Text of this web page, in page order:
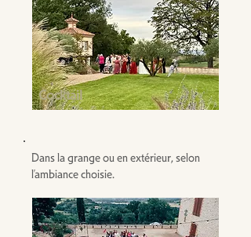
Cocktail
Dans la grange ou en extérieur, selon
l’ambiance choisie.